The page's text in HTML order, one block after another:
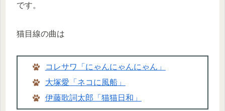
です。
猫目線の曲は
コレサワ「にゃんにゃんにゃん」
大塚愛「ネコに風船」
伊藤歌詞太郎「猫猫日和」